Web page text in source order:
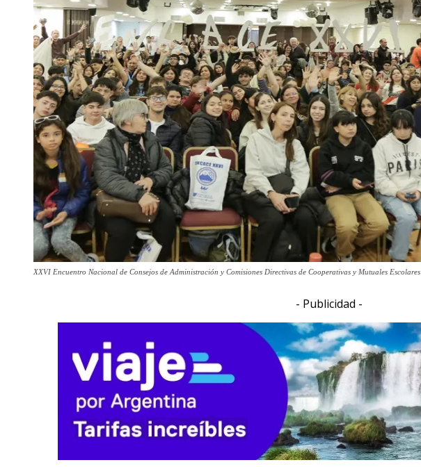
XXVI Encuentro Nacional de Consejos de Administración y Comisiones Directivas de Cooperativas y Mutuales Escolares
- Publicidad -